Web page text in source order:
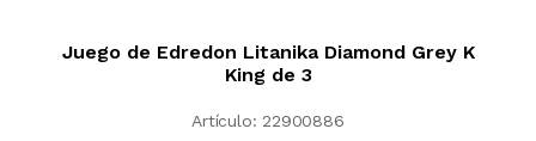
Juego de Edredon Litanika Diamond Grey K
King de 3
Artículo: 22900886